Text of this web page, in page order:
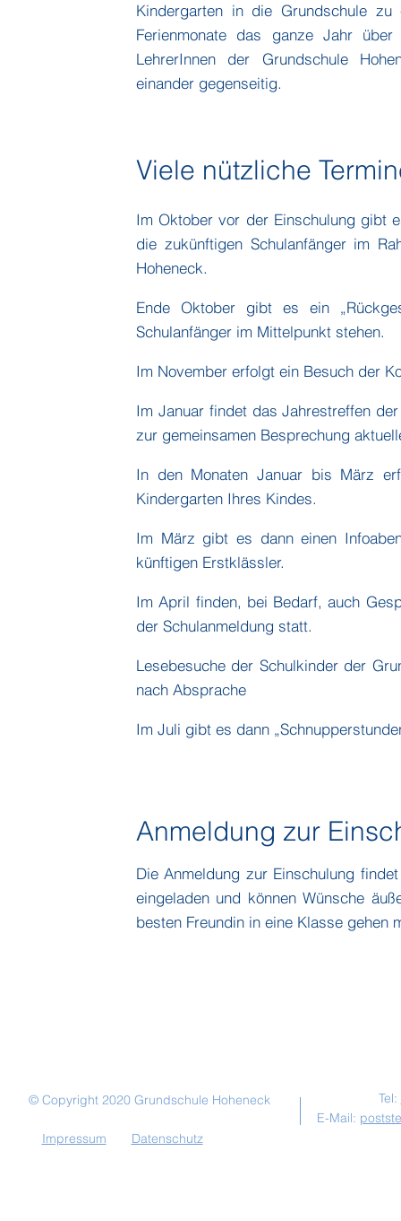
Kindergarten in die Grundschule
Ferienmonate das ganze Jahr
LehrerInnen der Grundschule
einander gegenseitig.
Viele nützliche
Im Oktober vor der Einschulung gibt
die zukünftigen Schulanfänger im
Hoheneck.
Ende Oktober gibt es ein
Schulanfänger im Mittelpunkt stehen.
Im November erfolgt ein Besuch der
Im Januar findet das Jahrestreffen
zur gemeinsamen Besprechung
In den Monaten Januar bis März
Kindergarten Ihres Kindes.
Im März gibt es dann einen
künftigen Erstklässler.
Im April finden, bei Bedarf, auch
der Schulanmeldung statt.
Lesebesuche der Schulkinder der
nach Absprache
Im Juli gibt es dann
Anmeldung zur
Die Anmeldung zur Einschulung
eingeladen und können Wünsche
besten Freundin in eine Klasse gehen
© Copyright 2020 Grundschule Hoheneck Tel:
E-Mail:
Impressum
Datenschutz